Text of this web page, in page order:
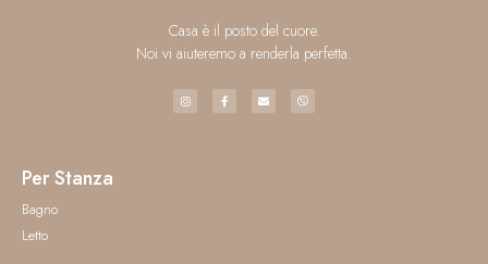
Casa è il posto del cuore.
Noi vi aiuteremo a renderla perfetta.
Per Stanza
Bagno
Letto